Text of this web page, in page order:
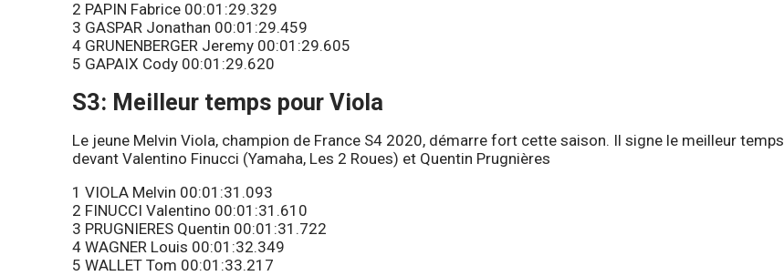
2 PAPIN Fabrice 00:01:29.329
3 GASPAR Jonathan 00:01:29.459
4 GRUNENBERGER Jeremy 00:01:29.605
5 GAPAIX Cody 00:01:29.620
S3: Meilleur temps pour Viola
Le jeune Melvin Viola, champion de France S4 2020, démarre fort cette saison. Il signe le meilleur temps
devant Valentino Finucci (Yamaha, Les 2 Roues) et Quentin Prugnières
1 VIOLA Melvin 00:01:31.093
2 FINUCCI Valentino 00:01:31.610
3 PRUGNIERES Quentin 00:01:31.722
4 WAGNER Louis 00:01:32.349
5 WALLET Tom 00:01:33.217